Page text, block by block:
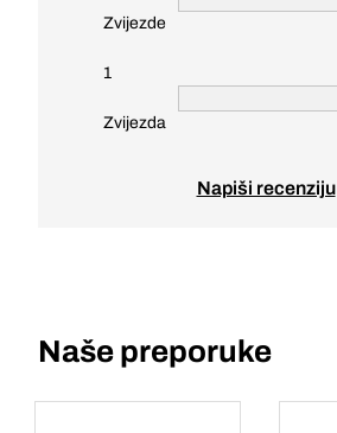
Zvijezde
1
Zvijezda
Napiši recenziju
Naše preporuke